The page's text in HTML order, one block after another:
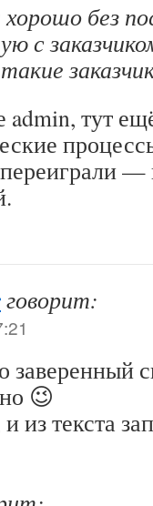
без
с
тут
говорит:
заверенный
😉
из текста